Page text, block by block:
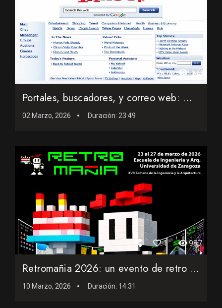
2 634
Portales, buscadores, y correo web: Mi Internet entre 1995 y...
02 Marzo, 2026 Duración: 23:49
1 987
Retromañia 2026: un evento de retro informática que celebr...
10 Marzo, 2026 Duración: 14:31